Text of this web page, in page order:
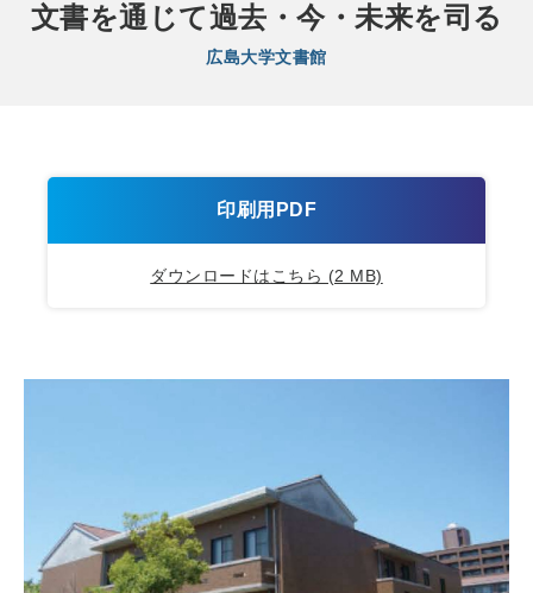
文書を通じて過去・今・未来を司る
広島大学文書館
印刷用PDF
ダウンロードはこちら (2 MB)